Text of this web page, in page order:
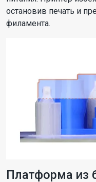
остановив печать и
филамента.
Платформа из